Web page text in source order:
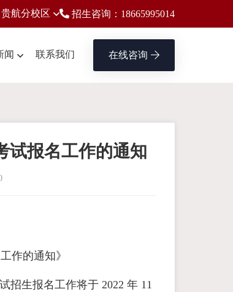
贵航分校区 招生咨询：18665995014
闻 联系我们 在线咨询
试报名工作的通知
作的通知》
招生报名工作将于 2022 年 11